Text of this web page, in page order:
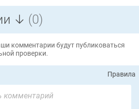
↓ (0)
комментарии будут публиковаться
проверки.
Правила